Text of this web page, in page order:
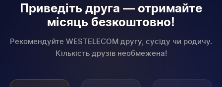
Приведіть друга — отримайте
місяць безкоштовно!
Рекомендуйте WESTELECOM другу, сусіду чи родичу.
Кількість друзів необмежена!